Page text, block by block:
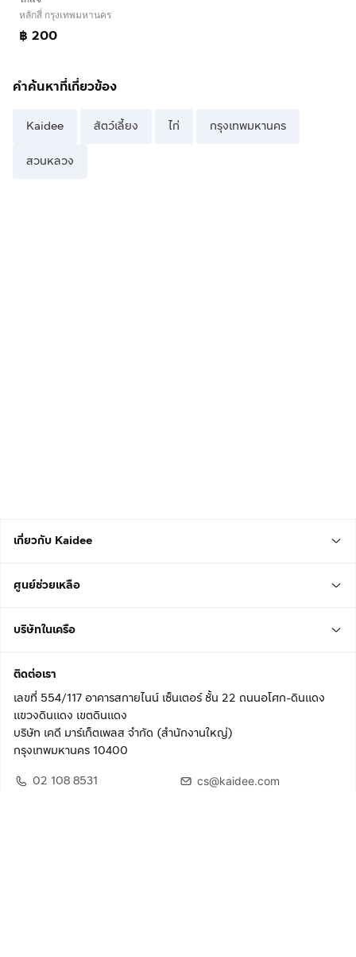
หลักสี่ กรุงเทพมหานคร
฿ 200
คำค้นหาที่เกี่ยวข้อง
Kaidee สัตว์เลี้ยง ไก่ กรุงเทพมหานคร
สวนหลวง
เกี่ยวกับ Kaidee
ศูนย์ช่วยเหลือ
บริษัทในเครือ
ติดต่อเรา
เลขที่ 554/117 อาคารสกายไนน์ เซ็นเตอร์ ชั้น 22 ถนนอโศก-ดินแดง
แขวงดินแดง เขตดินแดง
บริษัท เคดี มาร์เก็ตเพลส จำกัด (สำนักงานใหญ่)
กรุงเทพมหานคร 10400
02 108 8531
cs@kaidee.com